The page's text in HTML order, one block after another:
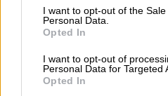
consent section.
I want to opt-out of the
Personal Data.
Opted In
I want to opt-out of
Personal Data for Targeted
Opted In
Παγκόσμιας Τράπεζας.
Διαβάστε ακόμη